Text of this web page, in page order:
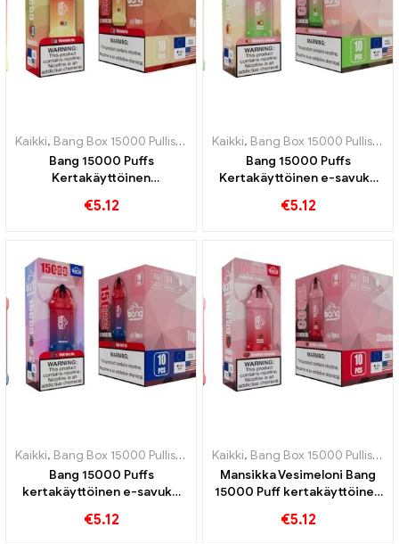
Kaikki, Bang Box 15000 Pullistaa
Kertakäyttöiset e-savukkeet Ruotsi
Bang 15000 Puffs
Kertakäyttöinen
makeus sekoittuu
€5.12
Kaikki, Bang Box 15000 Pullistaa
Bang 15000 Puffs
Kertakäyttöinen e-savuke
makeus on aistien juhlaa
€5.12
Kaikki, Bang Box 15000 Pullistaa
Kertakäyttöiset e-savukkeet Ruotsi
Bang 15000 Puffs
kertakäyttöinen e-savuke
yhdistyy viilentävään
€5.12
Kaikki, Bang Box 15000 Pullistaa
Mansikka Vesimeloni Bang
15000 Puff kertakäyttöinen
yhdistelmä mansikkaa ja
€5.12